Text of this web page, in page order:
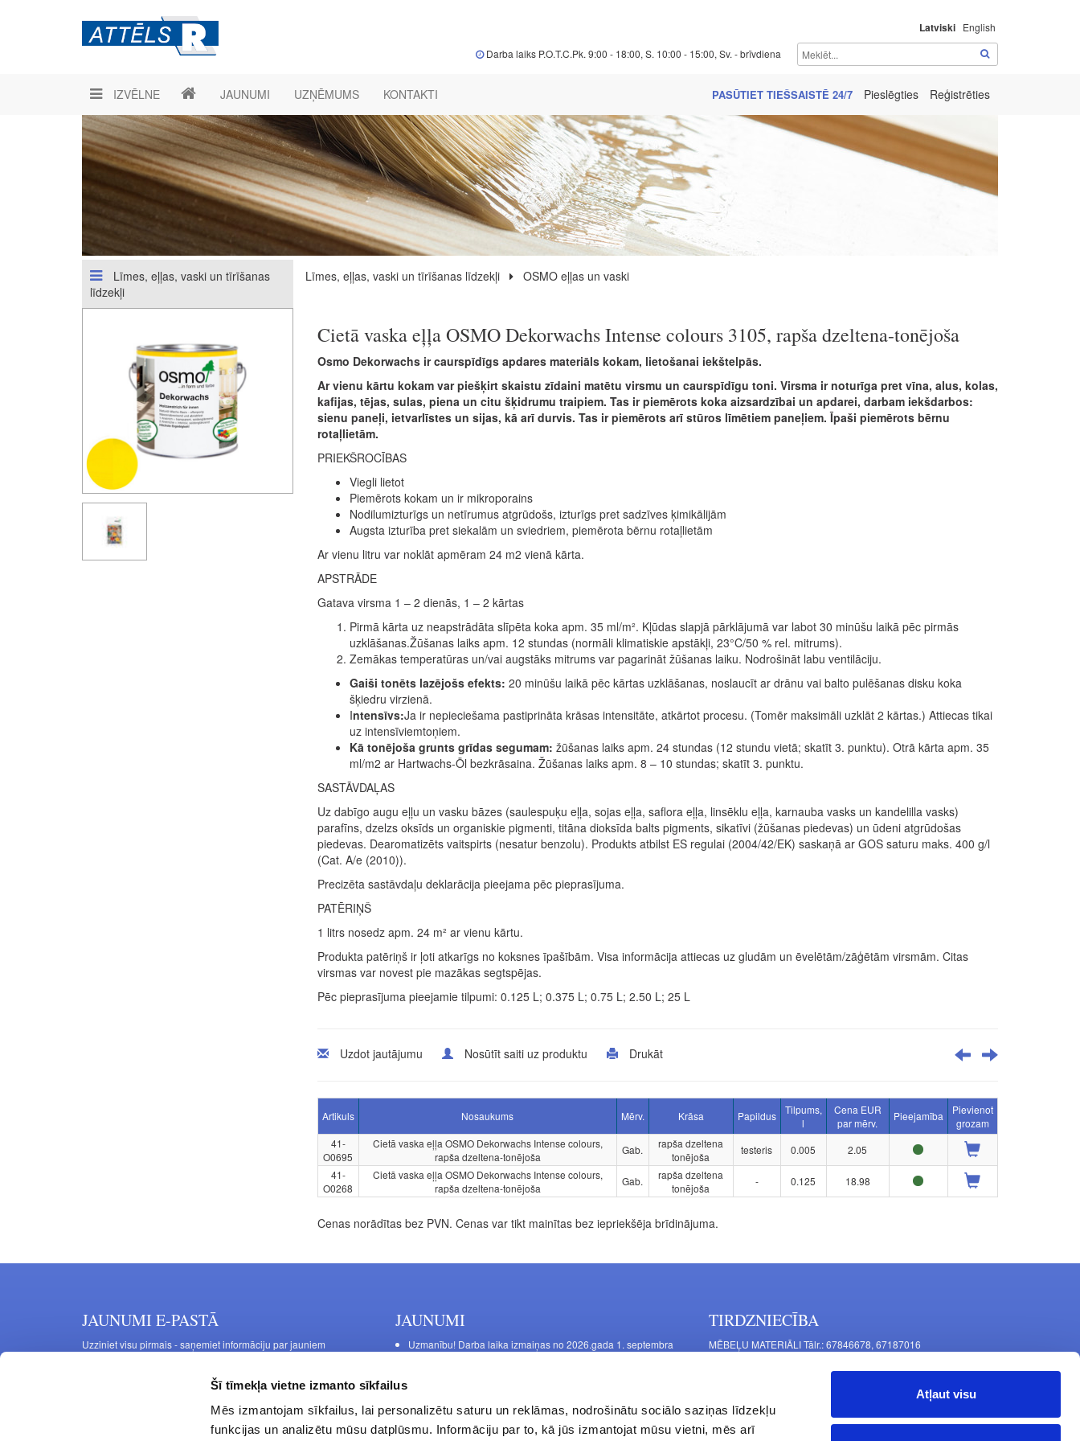
Šī tīmekļa vietne izmanto sīkfailus
Mēs izmantojam sīkfailus, lai personalizētu saturu un reklāmas, nodrošinātu sociālo saziņas līdzekļu
funkcijas un analizētu mūsu datplūsmu. Informāciju par to, kā jūs izmantojat mūsu vietni, mēs arī
Atļaut visu
Latviski English
Darba laiks P.O.T.C.Pk. 9:00 - 18:00, S. 10:00 - 15:00, Sv. - brīvdiena
IZVĒLNE JAUNUMI UZŅĒMUMS KONTAKTI PASŪTIET TIEŠSAISTĒ 24/7 Pieslēgties Reģistrēties
Līmes, eļļas, vaski un tīrīšanas
līdzekļi
Līmes, eļļas, vaski un tīrīšanas līdzekļi OSMO eļļas un vaski
Cietā vaska eļļa OSMO Dekorwachs Intense colours 3105, rapša dzeltena-tonējoša
Osmo Dekorwachs ir caurspīdīgs apdares materiāls kokam, lietošanai iekštelpās.
Ar vienu kārtu kokam var piešķirt skaistu zīdaini matētu virsmu un caurspīdīgu toni. Virsma ir noturīga pret vīna, alus, kolas,
kafijas, tējas, sulas, piena un citu šķidrumu traipiem. Tas ir piemērots koka aizsardzībai un apdarei, darbam iekšdarbos:
sienu paneļi, ietvarlīstes un sijas, kā arī durvis. Tas ir piemērots arī stūros līmētiem paneļiem. Īpaši piemērots bērnu
rotaļlietām.
PRIEKŠROCĪBAS
Viegli lietot
Piemērots kokam un ir mikroporains
Nodilumizturīgs un netīrumus atgrūdošs, izturīgs pret sadzīves ķimikālijām
Augsta izturība pret siekalām un sviedriem, piemērota bērnu rotaļlietām
Ar vienu litru var noklāt apmēram 24 m2 vienā kārta.
APSTRĀDE
Gatava virsma 1 – 2 dienās, 1 – 2 kārtas
Pirmā kārta uz neapstrādāta slīpēta koka apm. 35 ml/m². Kļūdas slapjā pārklājumā var labot 30 minūšu laikā pēc pirmās
uzklāšanas.Žūšanas laiks apm. 12 stundas (normāli klimatiskie apstākļi, 23°C/50 % rel. mitrums).
Zemākas temperatūras un/vai augstāks mitrums var pagarināt žūšanas laiku. Nodrošināt labu ventilāciju.
Gaiši tonēts lazējošs efekts: 20 minūšu laikā pēc kārtas uzklāšanas, noslaucīt ar drānu vai balto pulēšanas disku koka
šķiedru virzienā.
Intensīvs:Ja ir nepieciešama pastiprināta krāsas intensitāte, atkārtot procesu. (Tomēr maksimāli uzklāt 2 kārtas.) Attiecas tikai
uz intensīviemtoņiem.
Kā tonējoša grunts grīdas segumam: žūšanas laiks apm. 24 stundas (12 stundu vietā; skatīt 3. punktu). Otrā kārta apm. 35
ml/m2 ar Hartwachs-Öl bezkrāsaina. Žūšanas laiks apm. 8 – 10 stundas; skatīt 3. punktu.
SASTĀVDAĻAS
Uz dabīgo augu eļļu un vasku bāzes (saulespuķu eļļa, sojas eļļa, saflora eļļa, linsēklu eļļa, karnauba vasks un kandelilla vasks)
parafīns, dzelzs oksīds un organiskie pigmenti, titāna dioksīda balts pigments, sikatīvi (žūšanas piedevas) un ūdeni atgrūdošas
piedevas. Dearomatizēts vaitspirts (nesatur benzolu). Produkts atbilst ES regulai (2004/42/EK) saskaņā ar GOS saturu maks. 400 g/l
(Cat. A/e (2010)).
Precizēta sastāvdaļu deklarācija pieejama pēc pieprasījuma.
PATĒRIŅŠ
1 litrs nosedz apm. 24 m² ar vienu kārtu.
Produkta patēriņš ir ļoti atkarīgs no koksnes īpašībām. Visa informācija attiecas uz gludām un ēvelētām/zāģētām virsmām. Citas
virsmas var novest pie mazākas segtspējas.
Pēc pieprasījuma pieejamie tilpumi: 0.125 L; 0.375 L; 0.75 L; 2.50 L; 25 L
Uzdot jautājumu Nosūtīt saiti uz produktu Drukāt
Artikuls Nosaukums Mērv. Krāsa Papildus
Tilpums,
l
Cena EUR
par mērv.
Pieejamība
Pievienot
grozam
41-
O0695
Cietā vaska eļļa OSMO Dekorwachs Intense colours,
rapša dzeltena-tonējoša
Gab.
rapša dzeltena
tonējoša
testeris 0.005
2.05
41-
O0268
Cietā vaska eļļa OSMO Dekorwachs Intense colours,
rapša dzeltena-tonējoša
Gab.
rapša dzeltena
tonējoša
- 0.125 18.98
Cenas norādītas bez PVN. Cenas var tikt mainītas bez iepriekšēja brīdinājuma.
JAUNUMI E-PASTĀ
Uzziniet visu pirmais - saņemiet informāciju par jauniem
JAUNUMI
Uzmanību! Darba laika izmaiņas no 2026.gada 1. septembra
TIRDZNIECĪBA
MĒBEĻU MATERIĀLI Tālr.: 67846678, 67187016
Mašīnu iela 11, Rīga, LV-1063, Latvija
FURNITŪRA MĒBELĒM Tālr.: 67846682, 67844884
Latgales iela 452, Rīga, LV-1063, Latvija